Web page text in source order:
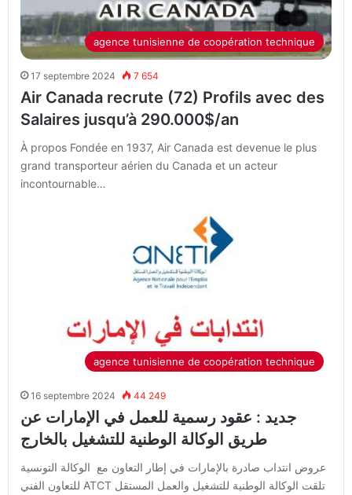
agence tunisienne de coopération technique
17 septembre 2024 7 654
Air Canada recrute (72) Profils avec des
Salaires jusqu’à 290.000$/an
À propos Fondée en 1937, Air Canada est devenue le plus
grand transporteur aérien du Canada et un acteur
incontournable…
agence tunisienne de coopération technique
16 septembre 2024 44 249
جديد : عقود رسمية للعمل في الإمارات عن
طريق الوكالة الوطنية للتشغيل بالخارج
عروض انتداب صادرة بالإمارات في إطار التعاون مع الوكالة التونسية
للتعاون الفني ATCT تلقت الوكالة الوطنية للتشغيل والعمل المستقل